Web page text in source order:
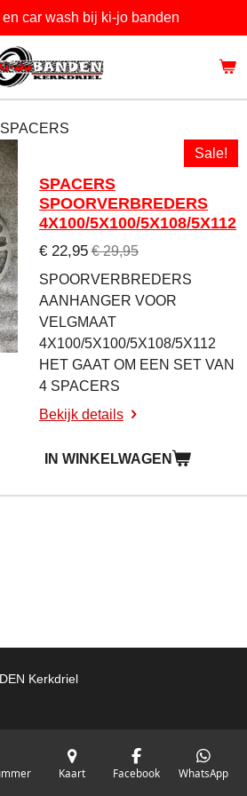
en car wash bij ki-jo banden
SPACERS
Sale!
SPACERS
SPOORVERBREDERS
4X100/5X100/5X108/5X112
€ 22,95 € 29,95
SPOORVERBREDERS
AANHANGER VOOR
VELGMAAT
4X100/5X100/5X108/5X112
HET GAAT OM EEN SET VAN
4 SPACERS
Bekijk details
IN WINKELWAGEN
Kerkdriel
Kaart Facebook WhatsApp